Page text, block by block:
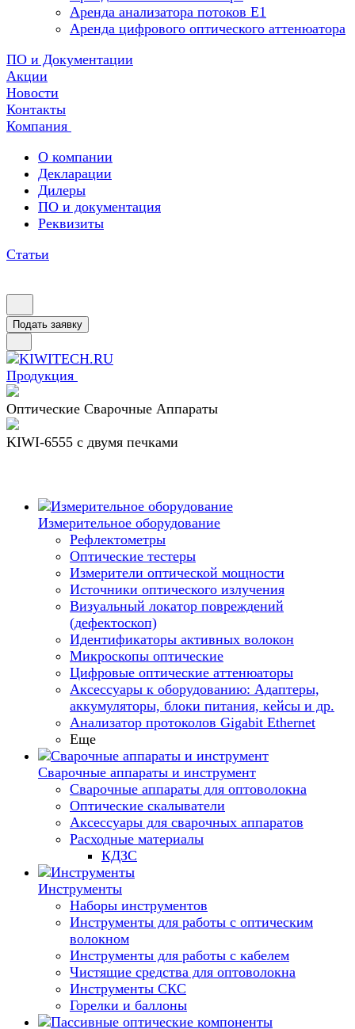
Аренда анализатора потоков Е1
Аренда цифрового оптического аттенюатора
ПО и Документации
Акции
Новости
Контакты
Компания
О компании
Декларации
Дилеры
ПО и документация
Реквизиты
Статьи
Подать заявку
Продукция
Оптические Сварочные Аппараты
KIWI-6555 c двумя печками
Измерительное оборудование
Рефлектометры
Оптические тестеры
Измерители оптической мощности
Источники оптического излучения
Визуальный локатор повреждений
(дефектоскоп)
Идентификаторы активных волокон
Микроскопы оптические
Цифровые оптические аттенюаторы
Аксессуары к оборудованию: Адаптеры,
аккумуляторы, блоки питания, кейсы и др.
Анализатор протоколов Gigabit Ethernet
Еще
Сварочные аппараты и инструмент
Сварочные аппараты для оптоволокна
Оптические скалыватели
Аксессуары для сварочных аппаратов
Расходные материалы
КДЗС
Инструменты
Наборы инструментов
Инструменты для работы с оптическим
волокном
Инструменты для работы с кабелем
Чистящие средства для оптоволокна
Инструменты СКС
Горелки и баллоны